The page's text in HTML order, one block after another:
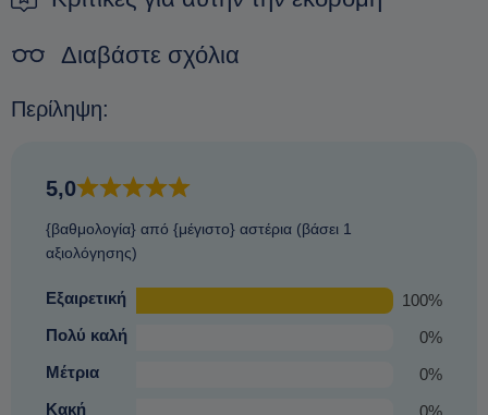
Διαβάστε σχόλια
Περίληψη:
5,0
{βαθμολογία} από {μέγιστο} αστέρια (βάσει 1
αξιολόγησης)
Εξαιρετική
100%
Πολύ καλή
0%
Μέτρια
0%
Κακή